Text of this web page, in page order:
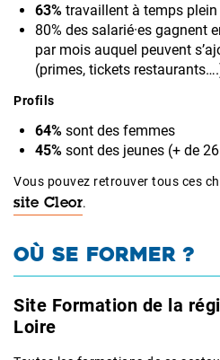
63% travaillent à temps plein
80% des salarié·es gagnent
par mois auquel peuvent
(primes, tickets
Profils
64% sont des femmes
45% sont des jeunes (+ de
Vous pouvez retrouver tous ces
site Cleor.
OÙ SE FORMER ?
Site Formation de la
Loire